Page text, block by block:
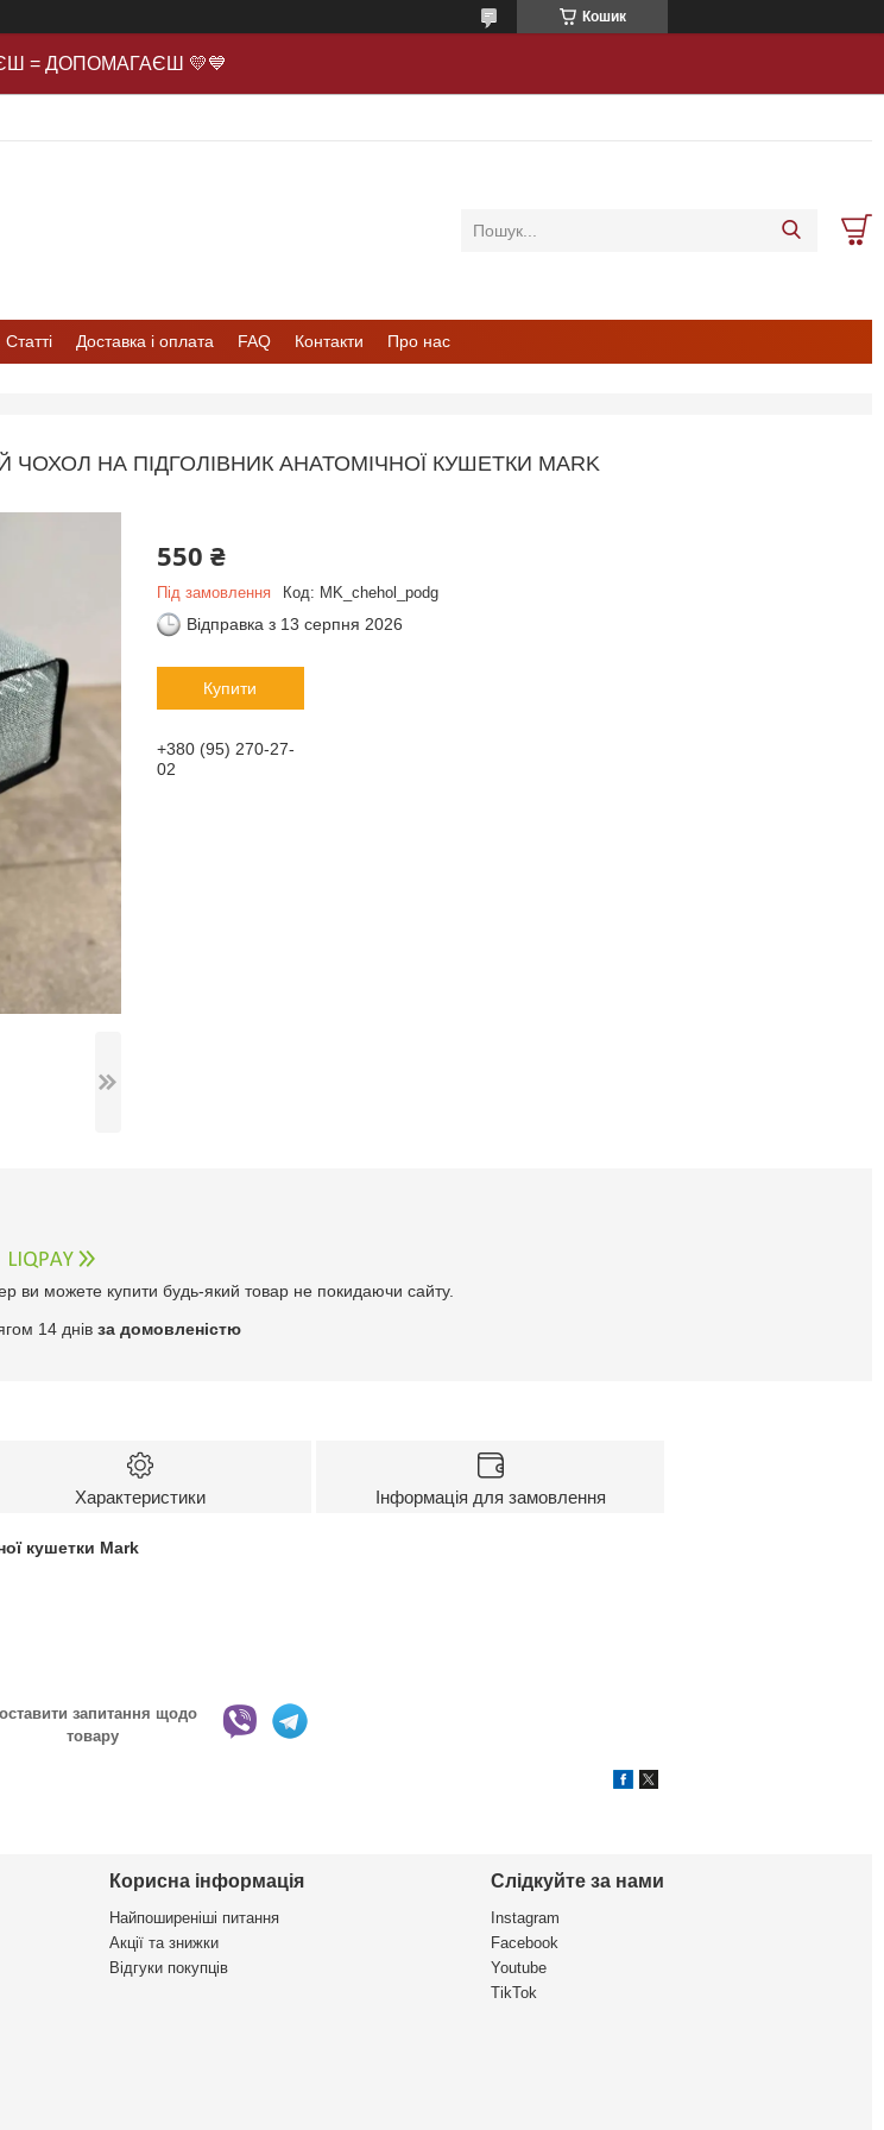
Кошик
= ДОПОМАГАЄШ 💛💙
Статті Доставка і оплата FAQ Контакти Про нас
ЧОХОЛ НА ПІДГОЛІВНИК АНАТОМІЧНОЇ КУШЕТКИ MARK
550 ₴
Під замовлення Код: MK_chehol_podg
Відправка з 13 серпня 2026
Купити
+380 (95) 270-27-
02
ви можете купити будь-який товар не покидаючи сайту.
14 днів за домовленістю
Характеристики Інформація для замовлення
кушетки Mark
запитання щодо
товару
Корисна інформація
Найпоширеніші питання
Акції та знижки
Відгуки покупців
Слідкуйте за нами
Instagram
Facebook
Youtube
TikTok